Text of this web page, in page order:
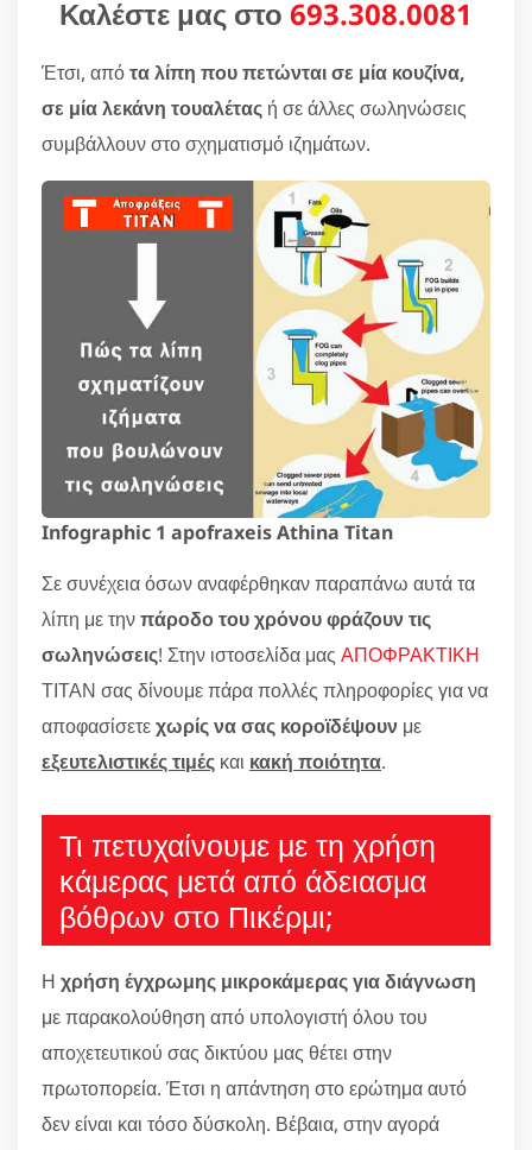
Καλέστε μας στο 693.308.0081
Έτσι, απότα λίπη που πετώνται σε μία κουζίνα,
σε μία λεκάνη τουαλέτας ή σε άλλες σωληνώσεις
συμβάλλουν στο σχηματισμό ιζημάτων.
Infographic 1 apofraxeis Athina Titan
Σε συνέχεια όσων αναφέρθηκαν παραπάνω αυτά τα
λίπη με τηνπάροδο του χρόνου φράζουν τις
σωληνώσεις! Στην ιστοσελίδα μας ΑΠΟΦΡΑΚΤΙΚΗ
ΤΙΤΑΝ σας δίνουμε πάρα πολλές πληροφορίες για να
αποφασίσετεχωρίς να σας κοροϊδέψουν με
εξευτελιστικές τιμές και κακή ποιότητα.
Τι πετυχαίνουμε με τη χρήση
κάμερας μετά από άδειασμα
βόθρων στο Πικέρμι;
Η χρήση έγχρωμης μικροκάμερας για διάγνωση
με παρακολούθηση από υπολογιστή όλου του
αποχετευτικού σας δικτύου μας θέτει στην
πρωτοπορεία. Έτσι η απάντηση στο ερώτημα αυτό
δεν είναι και τόσο δύσκολη. Βέβαια, στην αγορά